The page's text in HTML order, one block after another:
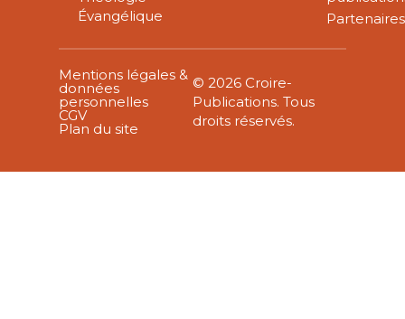
Évangélique
Partenaires
Mentions légales &
données
personnelles
CGV
Plan du site
© 2026 Croire-
Publications. Tous
droits réservés.